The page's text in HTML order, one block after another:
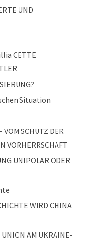
UND
CETTE
Situation
SCHUTZ DER
VORHERRSCHAFT
UNIPOLAR ODER
WIRD CHINA
UNION AM UKRAINE-